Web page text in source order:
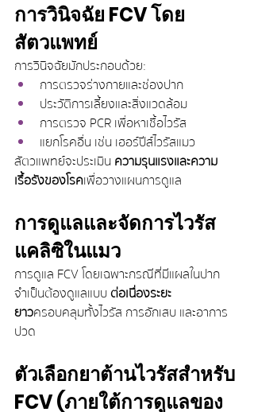
การวินิจฉัย FCV โดย
สัตวแพทย์
การวินิจฉัยมักประกอบด้วย:
การตรวจร่างกายและช่องปาก
ประวัติการเลี้ยงและสิ่งแวดล้อม
การตรวจ PCR เพื่อหาเชื้อไวรัส
แยกโรคอื่น เช่น เฮอร์ปีส์ไวรัสแมว
สัตวแพทย์จะประเมิน ความรุนแรงและความ
เรื้อรังของโรค เพื่อวางแผนการดูแล
การดูแลและจัดการไวรัส
แคลิซิในแมว
การดูแล FCV โดยเฉพาะกรณีที่มีแผลในปาก
จำเป็นต้องดูแลแบบ ต่อเนื่องระยะ
ยาว ครอบคลุมทั้งไวรัส การอักเสบ และอาการ
ปวด
ตัวเลือกยาต้านไวรัสสำหรับ
FCV (ภายใต้การดูแลของ